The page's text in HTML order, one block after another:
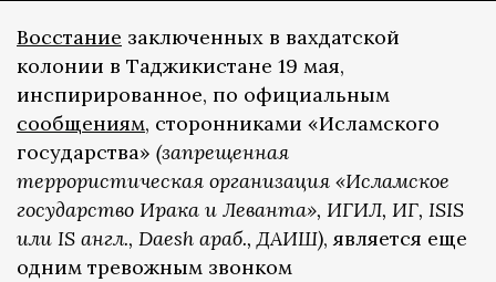
Восстание заключенных в вахдатской
колонии в Таджикистане 19 мая,
инспирированное, по официальным
сообщениям, сторонниками «Исламского
государства» (запрещенная
террористическая организация «Исламское
государство Ирака и Леванта», ИГИЛ, ИГ, ISIS
или IS англ., Daesh араб., ДАИШ), является еще
одним тревожным звонком